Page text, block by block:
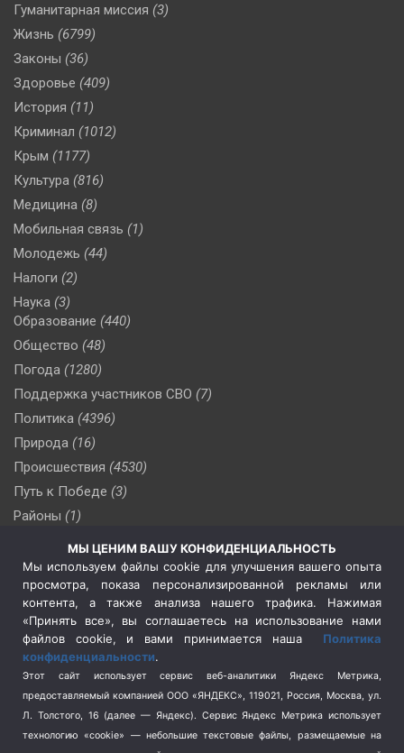
Гуманитарная миссия (3)
Жизнь (6799)
Законы (36)
Здоровье (409)
История (11)
Криминал (1012)
Крым (1177)
Культура (816)
Медицина (8)
Мобильная связь (1)
Молодежь (44)
Налоги (2)
Наука (3)
Образование (440)
Общество (48)
Погода (1280)
Поддержка участников СВО (7)
Политика (4396)
Природа (16)
Происшествия (4530)
Путь к Победе (3)
Районы (1)
(509)
Сельское хозяйство (3)
Социальная политика
(3)
Спецоперация в Украине
Спецоперация на Украине
(404)
Спорт (740)
Терроризм (1)
Транспорт (262)
МЫ ЦЕНИМ ВАШУ КОНФИДЕНЦИАЛЬНОСТЬ
Мы используем файлы cookie для улучшения вашего опыта
просмотра, показа персонализированной рекламы или
контента, а также анализа нашего трафика. Нажимая
«Принять все», вы соглашаетесь на использование нами
файлов cookie, и вами принимается наша Политика
конфиденциальности.
Этот сайт использует сервис веб-аналитики Яндекс Метрика,
предоставляемый компанией ООО «ЯНДЕКС», 119021, Россия, Москва, ул.
Л. Толстого, 16 (далее — Яндекс). Сервис Яндекс Метрика использует
технологию «cookie» — небольшие текстовые файлы, размещаемые на